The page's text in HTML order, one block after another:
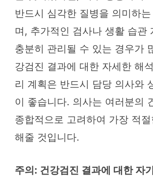
반드시 심각한 질병을 의미하
며, 추가적인 검사나 생활 습관
충분히 관리될 수 있는 경우가
강검진 결과에 대한 자세한 해
리 계획은 반드시 담당 의사와
이 좋습니다. 의사는 여러분의
종합적으로 고려하여 가장 적
해줄 것입니다.
주의: 건강검진 결과에 대한 자